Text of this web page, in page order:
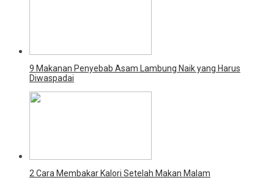
9 Makanan Penyebab Asam Lambung Naik yang Harus
Diwaspadai
2 Cara Membakar Kalori Setelah Makan Malam